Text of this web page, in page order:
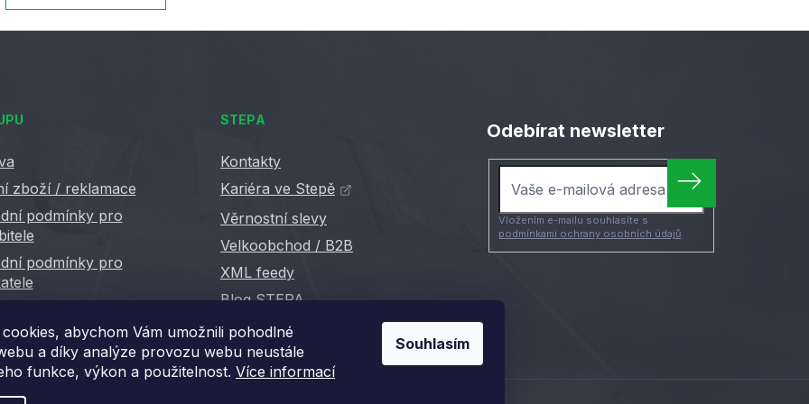
abychom Vám umožnili pohodlné
a díky analýze provozu webu neustále
funkce, výkon a použitelnost. Více informací
Souhlasím
zboží / reklamace
podmínky pro
podmínky pro
STEPA
Kontakty
Kariéra ve Stepě
Věrnostní slevy
Velkoobchod / B2B
XML feedy
Blog STEPA
Odebírat newsletter
Vložením e-mailu souhlasíte s
podmínkami ochrany osobních údajů